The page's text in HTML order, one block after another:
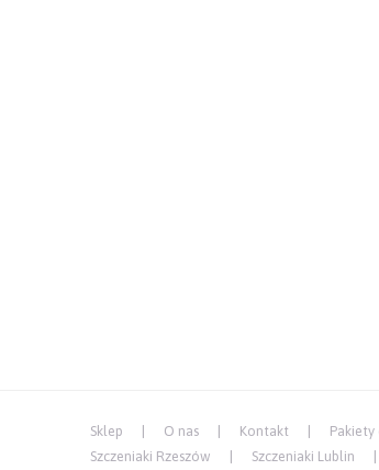
Sklep O nas Kontakt
Szczeniaki Rzeszów
Szczeniaki Lublin